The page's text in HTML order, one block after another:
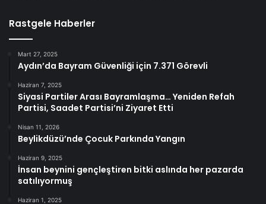
Rastgele Haberler
Mart 27, 2025
Aydın’da Bayram Güvenliği için 7.371 Görevli
Haziran 7, 2025
Siyasi Partiler Arası Bayramlaşma… Yeniden Refah
Partisi, Saadet Partisi’ni Ziyaret Etti
Nisan 11, 2026
Beylikdüzü’nde Çocuk Parkında Yangın
Haziran 9, 2025
İnsan beynini gençleştiren bitki aslında her pazarda
satılıyormuş
Haziran 1, 2025